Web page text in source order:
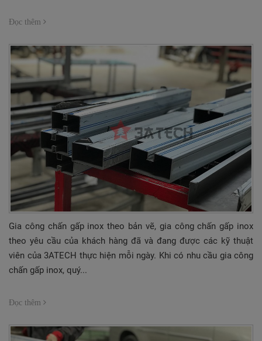
Đọc thêm
Gia công chấn gấp inox theo bản vẽ, gia công chấn gấp inox
theo yêu cầu của khách hàng đã và đang được các kỹ thuật
viên của 3ATECH thực hiện mỗi ngày. Khi có nhu cầu gia công
chấn gấp inox, quý...
Đọc thêm